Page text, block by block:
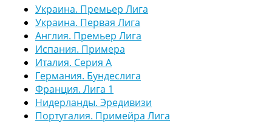
Украина. Премьер Лига
Украина. Первая Лига
Англия. Премьер Лига
Испания. Примера
Италия. Серия А
Германия. Бундеслига
Франция. Лига 1
Нидерланды. Эредивизи
Португалия. Примейра Лига